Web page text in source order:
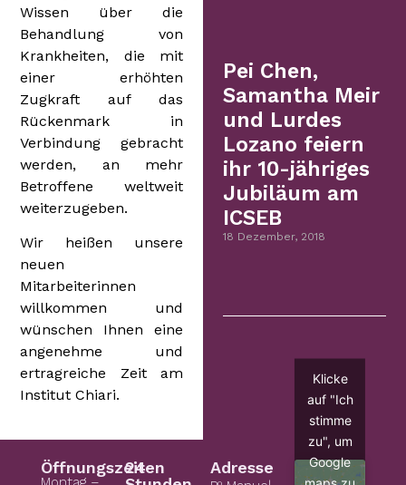
Wissen über die
Behandlung von
Krankheiten, die mit
einer erhöhten
Zugkraft auf das
Rückenmark in
Verbindung gebracht
werden, an mehr
Betroffene weltweit
weiterzugeben.
Wir heißen unsere
neuen
Mitarbeiterinnen
willkommen und
wünschen Ihnen eine
angenehme und
ertragreiche Zeit am
Institut Chiari.
Pei Chen,
Samantha Meir
und Lurdes
Lozano feiern
ihr 10-jähriges
Jubiläum am
ICSEB
18 Dezember, 2018
Öffnungszeiten
24
Adresse
Klicke
auf "Ich
stimme
zu", um
Google